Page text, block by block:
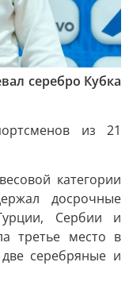
серебро Кубка
из 21
категории
досрочные
Сербии и
третье место в
серебряные и